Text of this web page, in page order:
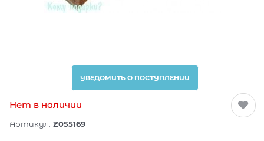
УВЕДОМИТЬ О ПОСТУПЛЕНИИ
Нет в наличии
Артикул: Z055169